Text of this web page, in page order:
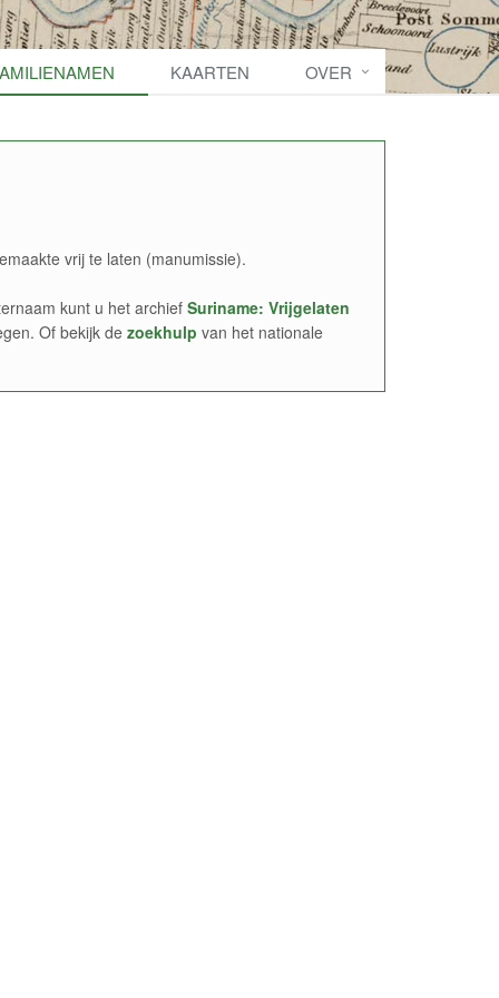
KAARTEN OVER
vrij te laten (manumissie).
kunt u het archief Suriname: Vrijgelaten
Of bekijk de zoekhulp van het nationale